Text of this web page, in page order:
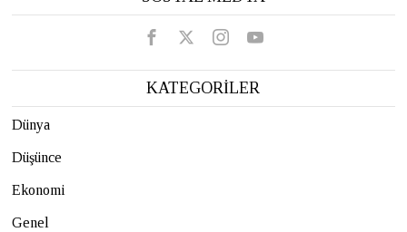
KATEGORİLER
Dünya
Düşünce
Ekonomi
Genel